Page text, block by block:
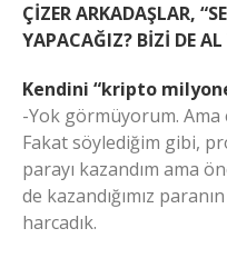
ÇİZER ARKADAŞLAR,
YAPACAĞIZ? BİZİ DE
Kendini “kripto
-Yok görmüyorum.
Fakat söylediğim gibi,
parayı kazandım ama
de kazandığımız
harcadık.